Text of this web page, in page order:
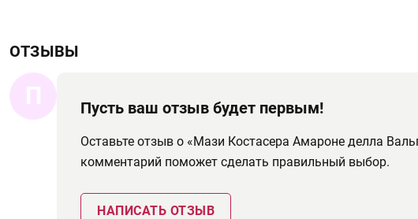
ОТЗЫВЫ
П Пусть ваш отзыв будет первым!
Оставьте отзыв о «Мази Костасера Амароне делла
комментарий поможет сделать правильный выбор.
НАПИСАТЬ ОТЗЫВ